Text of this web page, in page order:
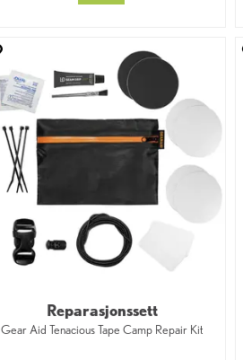
Reparasjonssett
Gear Aid Tenacious Tape Camp Repair Kit